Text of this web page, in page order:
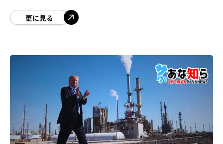
ジの覚書（MOU）」の締結に向けて急
更に見る